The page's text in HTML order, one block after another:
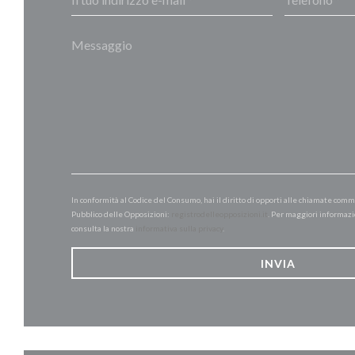
In conformità al Codice del Consumo, hai il diritto di opporti alle chiamate
Pubblico delle Opposizioni:
. Per maggiori
consulta la nostra